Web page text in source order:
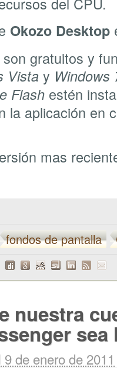
Okozo Desktop
son gratuitos y
Vista y Windows
Flash estén
la aplicación en
mas
fondos de pantalla
nuestra
sea
9 de enero de 2011